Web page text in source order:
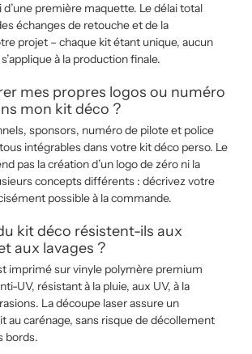
d’une première maquette. Le délai total
échanges de retouche et de la
projet – chaque kit étant unique, aucun
à la production finale.
mes propres logos ou numéro
mon kit déco ?
sponsors, numéro de pilote et police
intégrables dans votre kit déco perso. Le
pas la création d’un logo de zéro ni la
concepts différents : décrivez votre
possible à la commande.
kit déco résistent-ils aux
aux lavages ?
imprimé sur vinyle polymère premium
UV, résistant à la pluie, aux UV, à la
La découpe laser assure un
au carénage, sans risque de décollement
bords.